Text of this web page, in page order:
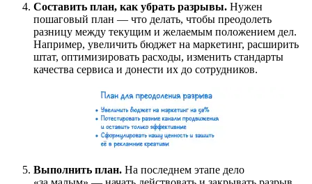
Составить план, как убрать разрывы. Нужен
пошаговый план — что делать, чтобы преодолеть
разницу между текущим и желаемым положением дел.
Например, увеличить бюджет на маркетинг, расширить
штат, оптимизировать расходы, изменить стандарты
качества сервиса и донести их до сотрудников.
Выполнить план. На последнем этапе дело